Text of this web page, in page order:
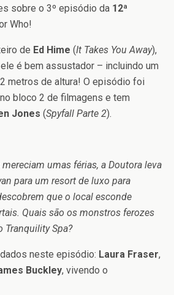
sobre o 3º episódio da 12ª
Who!
de Ed Hime (It Takes You Away),
é bem assustador – incluindo um
metros de altura! O episódio foi
bloco 2 de filmagens e tem
Jones (Spyfall Parte 2).
umas férias, a Doutora leva
para um resort de luxo para
que o local esconde
Quais são os monstros ferozes
Tranquility Spa?
neste episódio: Laura Fraser,
Buckley, vivendo o